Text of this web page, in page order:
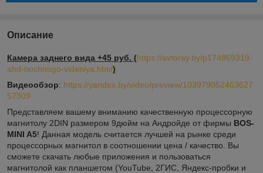
Описание
Камера заднего вида +45 руб. (https://avtoray.by/p174869319-
ahd-nochnogo-videniya.html)
Видеообзор: https://yandex.by/video/preview/103979052463627
57309
Представляем вашему вниманию качественную процессорную
магнитолу 2DIN размером 9дюйм на Андройде от фирмы BOS-
MINI A5! Данная модель считается лучшей на рынке среди
процессорных магнитол в соотношении цена / качество. Вы
сможете скачать любые приложения и пользоваться
магнитолой как планшетом (YouTube, 2ГИС, Яндекс-пробки и